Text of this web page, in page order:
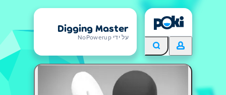
Digging Master
על ידי NoPowerup